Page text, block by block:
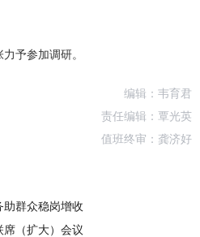
予参加调研。
编辑：韦育君
责任编辑：覃光英
值班终审：龚济好
群众稳岗增收
（扩大）会议